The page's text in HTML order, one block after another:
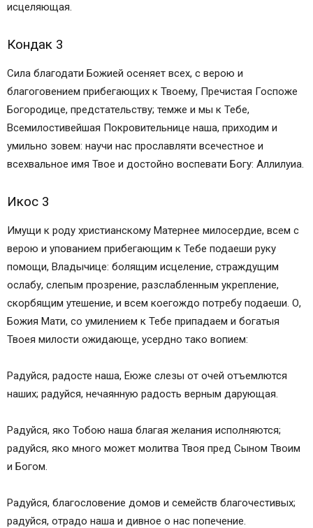
исцеляющая.
Кондак 3
Сила благодати Божией осеняет всех, с верою и
благоговением прибегающих к Твоему, Пречистая Госпоже
Богородице, предстательству; темже и мы к Тебе,
Всемилостивейшая Покровительнице наша, приходим и
умильно зовем: научи нас прославляти всечестное и
всехвальное имя Твое и достойно воспевати Богу: Аллилуиа.
Икос 3
Имущи к роду христианскому Матернее милосердие, всем с
верою и упованием прибегающим к Тебе подаеши руку
помощи, Владычице: болящим исцеление, страждущим
ослабу, слепым прозрение, разслабленным укрепление,
скорбящим утешение, и всем коегождо потребу подаеши. О,
Божия Мати, со умилением к Тебе припадаем и богатыя
Твоея милости ожидающе, усердно тако вопием:
Радуйся, радосте наша, Еюже слезы от очей отъемлются
наших; радуйся, нечаянную радость верным дарующая.
Радуйся, яко Тобою наша благая желания исполняются;
радуйся, яко много может молитва Твоя пред Сыном Твоим
и Богом.
Радуйся, благословение домов и семейств благочестивых;
радуйся, отрадо наша и дивное о нас попечение.